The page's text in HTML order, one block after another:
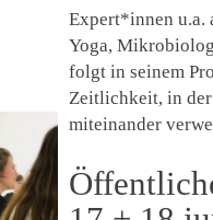
Expert*innen u.a.
Yoga,
folgt in seinem
Zeitlichkeit, in der
miteinander